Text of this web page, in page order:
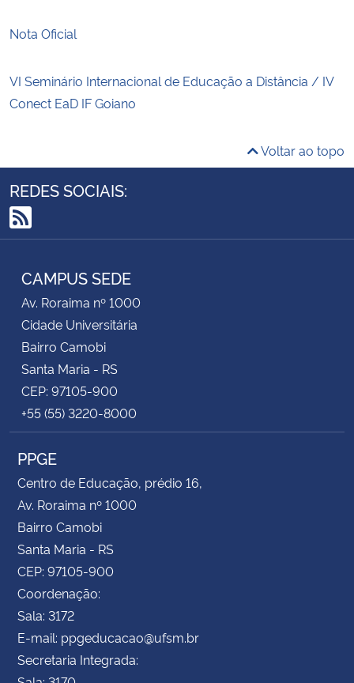
Nota Oficial
VI Seminário Internacional de Educação a Distância / IV
Conect EaD IF Goiano
Voltar ao topo
REDES SOCIAIS:
RSS
CAMPUS SEDE
Av. Roraima nº 1000
Cidade Universitária
Bairro Camobi
Santa Maria - RS
CEP: 97105-900
+55 (55) 3220-8000
PPGE
Centro de Educação, prédio 16,
Av. Roraima nº 1000
Bairro Camobi
Santa Maria - RS
CEP: 97105-900
Coordenação:
Sala: 3172
E-mail: ppgeducacao@ufsm.br
Secretaria Integrada: